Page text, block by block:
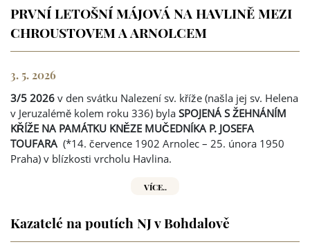
PRVNÍ LETOŠNÍ MÁJOVÁ NA HAVLINĚ MEZI
CHROUSTOVEM A ARNOLCEM
3. 5. 2026
3/5 2026 v den svátku Nalezení sv. kříže (našla jej sv. Helena
v Jeruzalémě kolem roku 336) byla SPOJENÁ S ŽEHNÁNÍM
KŘÍŽE NA PAMÁTKU KNĚZE MUČEDNÍKA P. JOSEFA
TOUFARA (*14. července 1902 Arnolec – 25. února 1950
Praha) v blízkosti vrcholu Havlina.
VÍCE..
Kazatelé na poutích NJ v Bohdalově